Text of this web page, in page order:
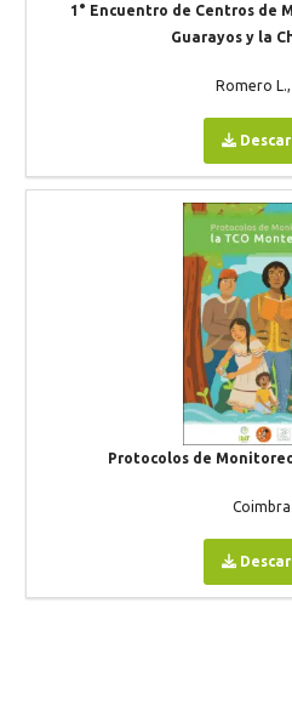
1° Encuentro de Centros de
Guarayos y la
Romero
Protocolos de
Coimbra